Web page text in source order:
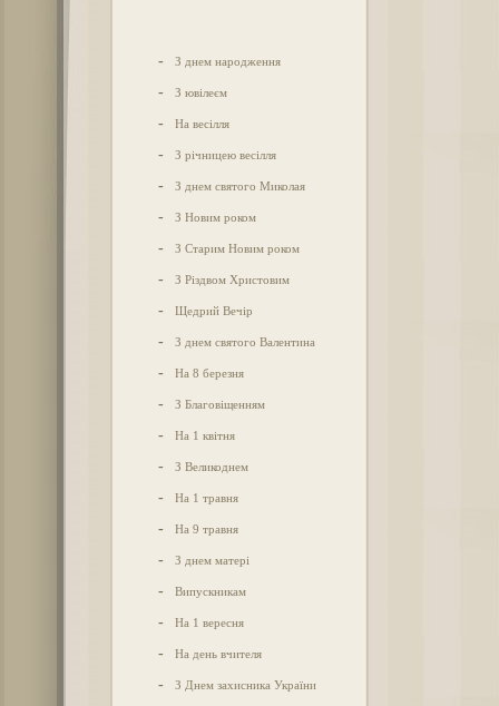
- З днем народження
- З ювілеєм
- На весілля
- З річницею весілля
- З днем святого Миколая
- З Новим роком
- З Старим Новим роком
- З Різдвом Христовим
- Щедрий Вечір
- З днем святого Валентина
- На 8 березня
- З Благовіщенням
- На 1 квітня
- З Великоднем
- На 1 травня
- На 9 травня
- З днем матері
- Випускникам
- На 1 вересня
- На день вчителя
- З Днем захисника України